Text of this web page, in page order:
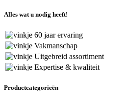
Alles wat u nodig heeft!
60 jaar ervaring
Vakmanschap
Uitgebreid assortiment
Expertise & kwaliteit
Productcategorieën